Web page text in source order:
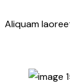
Aliquam